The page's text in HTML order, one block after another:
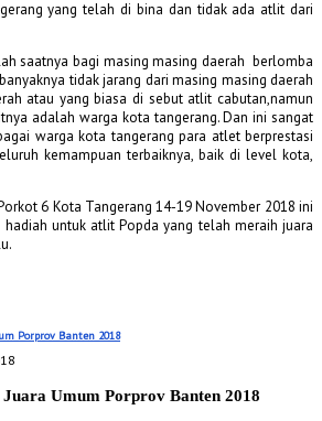
yang telah di bina dan tidak ada atlit dari
saatnya bagi masing masing daerah berlomba
tidak jarang dari masing masing daerah
atau yang biasa di sebut atlit cabutan,namun
adalah warga kota tangerang. Dan ini sangat
warga kota tangerang para atlet berprestasi
kemampuan terbaiknya, baik di level kota,
6 Kota Tangerang 14-19 November 2018 ini
untuk atlit Popda yang telah meraih juara
Porprov Banten 2018
Umum Porprov Banten 2018